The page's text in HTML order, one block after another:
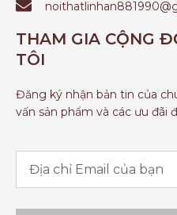
THAM GIA CỘNG
TÔI
Đăng ký nhận bản tin của
vấn sản phẩm và các ưu đãi